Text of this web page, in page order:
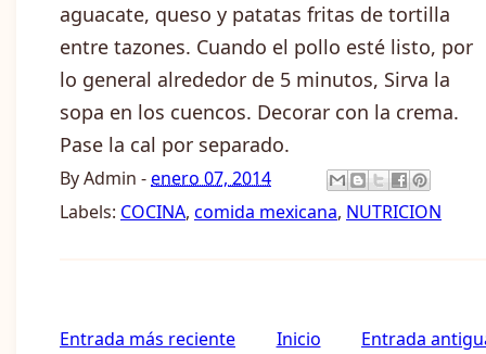
aguacate, queso y patatas fritas de tortilla
entre tazones. Cuando el pollo esté listo, por
lo general alrededor de 5 minutos, Sirva la
sopa en los cuencos. Decorar con la crema.
Pase la cal por separado.
ByAdmin -enero 07, 2014
Labels: COCINA, comida mexicana, NUTRICION
Entrada más reciente Entrada
Inicio